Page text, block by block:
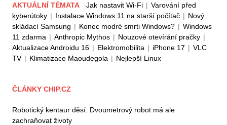
AKTUÁLNÍ TÉMATA Jak nastavit Wi-Fi | Varování před
kyberútoky | Instalace Windows 11 na starší počítač | Nový
skládací Samsung | Konec modré smrti Windows? | Windows
11 zdarma | Anthropic Mythos | Nouzové otevírání pračky |
Aktualizace Androidu 16 | Elektromobilita | iPhone 17 | VLC
TV | Klimatizace Maoudegola | Nejlepší Linux
ČLÁNKY CHIP.CZ
Robotický kentaur děsí. Dvoumetrový robot má ale
zachraňovat životy